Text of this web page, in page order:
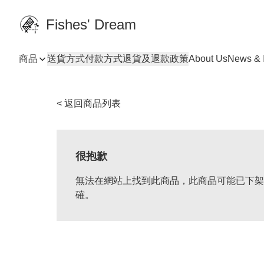
Fishes' Dream
商品 送貨方式付款方式退貨及退款政策About UsNews &
< 返回商品列表
很抱歉
無法在網站上找到此商品，此商品可能已下
確。